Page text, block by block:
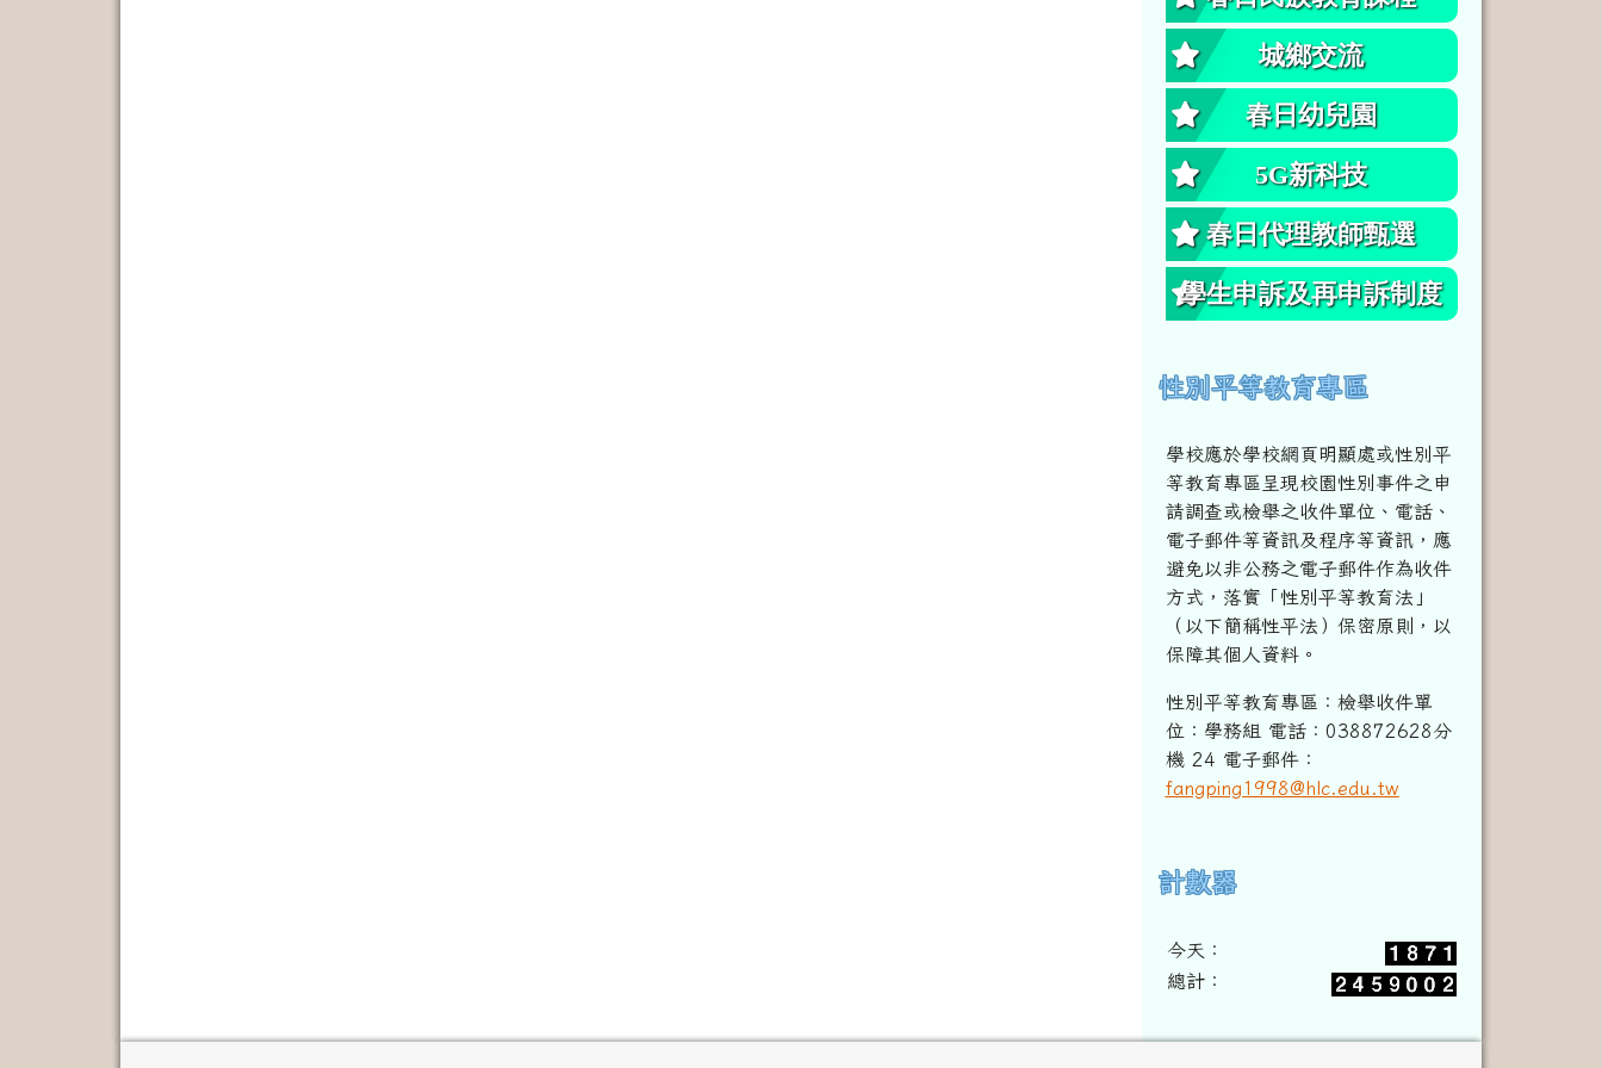
城鄉交流
春日幼兒園
5G新科技
春日代理教師甄選
學生申訴及再申訴制度
性別平等教育專區
學校應於學校網頁明顯處或性別平
等教育專區呈現校園性別事件之申
請調查或檢舉之收件單位、電話、
電子郵件等資訊及程序等資訊， 應
避免以非公務之電子郵件作為收件
方式，落實「性別平等教育法」
（以下簡稱性平法）保密原則，以
保障其個人資料。
性別平等教育專區：檢舉收件單
位：學務組 電話：038872628分
機 24 電子郵件：
fangping1998@hlc.edu.tw
右邊區域內容
計數器
今天：
總計：